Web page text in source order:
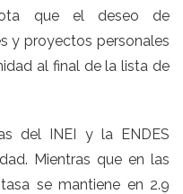
que el deseo de
y proyectos personales
al final de la lista de
del INEI y la ENDES
Mientras que en las
se mantiene en 2.9